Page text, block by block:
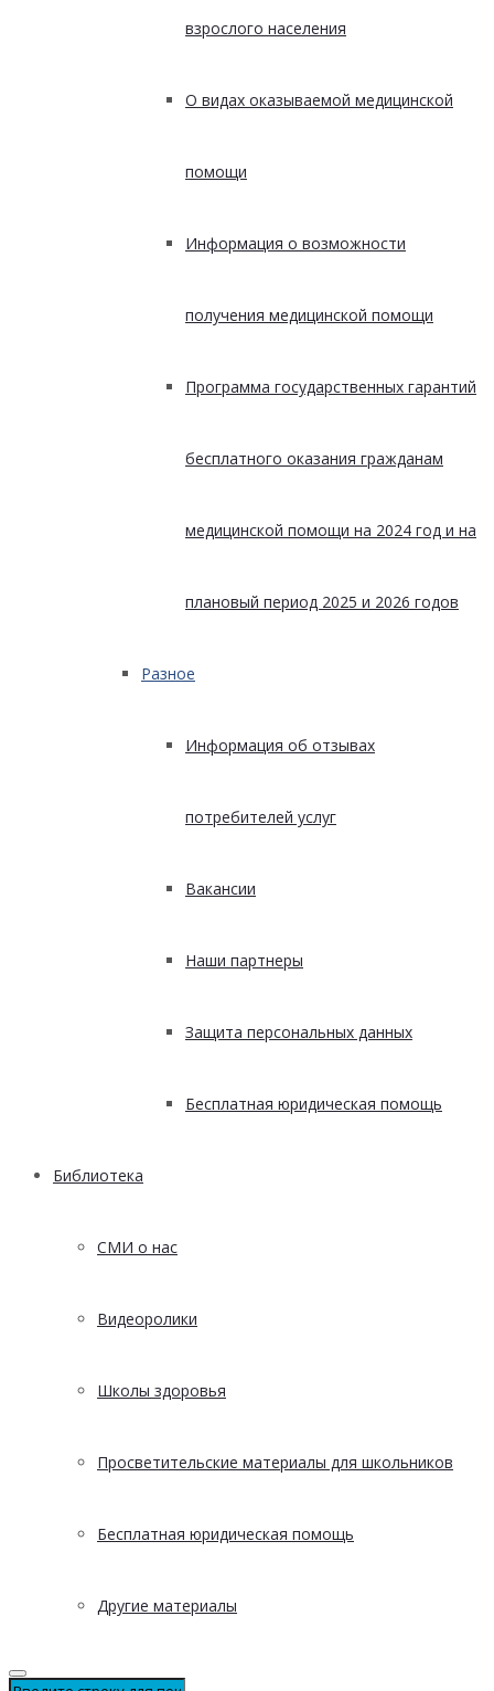
взрослого населения
О видах оказываемой медицинской
помощи
Информация о возможности
получения медицинской помощи
Программа государственных гарантий
бесплатного оказания гражданам
медицинской помощи на 2024 год и на
плановый период 2025 и 2026 годов
Разное
Информация об отзывах
потребителей услуг
Вакансии
Наши партнеры
Защита персональных данных
Бесплатная юридическая помощь
Библиотека
СМИ о нас
Видеоролики
Школы здоровья
Просветительские материалы для школьников
Бесплатная юридическая помощь
Другие материалы